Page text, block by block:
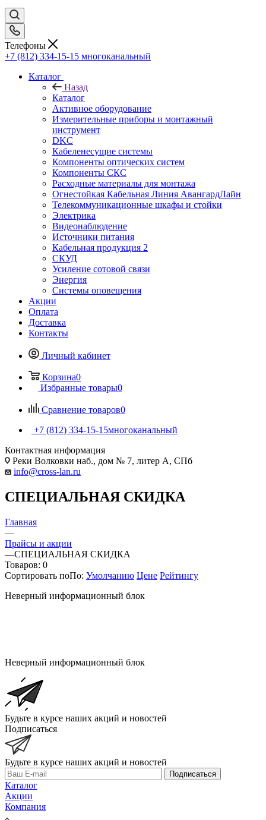
Телефоны
+7 (812) 334-15-15 многоканальный
Каталог
Назад
Каталог
Активное оборудование
Измерительные приборы и монтажный
инструмент
DKC
Кабеленесущие системы
Компоненты оптических систем
Компоненты СКС
Расходные материалы для монтажа
Огнестойкая Кабельная Линия АвангардЛайн
Телекоммуникационные шкафы и стойки
Электрика
Видеонаблюдение
Источники питания
Кабельная продукция 2
СКУД
Усиление сотовой связи
Энергия
Системы оповещения
Акции
Оплата
Доставка
Контакты
Личный кабинет
Корзина0
Избранные товары0
Сравнение товаров0
+7 (812) 334-15-15многоканальный
Контактная информация
Реки Волковки наб., дом № 7, литер А, СПб
info@cross-lan.ru
СПЕЦИАЛЬНАЯ СКИДКА
Главная
—
Прайсы и акции
—СПЕЦИАЛЬНАЯ СКИДКА
Товаров: 0
Сортировать поПо: Умолчанию Цене Рейтингу
Неверный информационный блок
Неверный информационный блок
Будьте в курсе наших акций и новостей
Подписаться
Будьте в курсе наших акций и новостей
Подписаться
Каталог
Акции
Компания